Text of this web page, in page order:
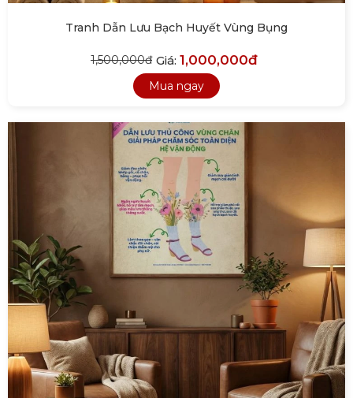
Tranh Dẫn Lưu Bạch Huyết Vùng Bụng
1,500,000đ Giá: 1,000,000đ
Mua ngay